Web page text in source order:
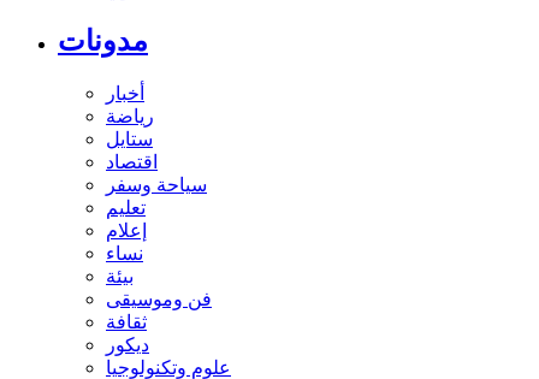
مدونات
أخبار
رياضة
ستايل
اقتصاد
سياحة وسفر
تعليم
إعلام
نساء
بيئة
فن وموسيقى
ثقافة
ديكور
علوم وتكنولوجيا